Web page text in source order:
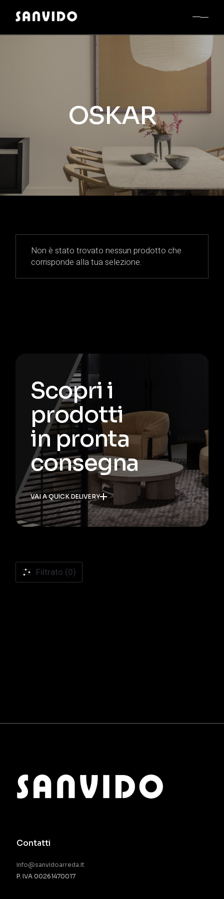
OSKAR
Non è stato trovato nessun prodotto che
corrisponde alla tua selezione.
Scopri i
prodotti
in pronta
consegna
VAI A QUICK DELIVERY
Filtrato (0)
Contatti
info@sanvidoarreda.it
P. IVA 00261470017